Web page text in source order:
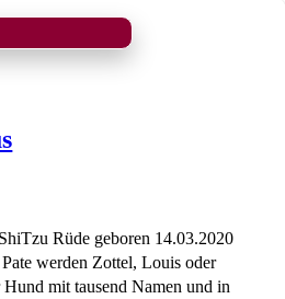
Rüde geboren 14.03.2020
werden Zottel, Louis oder
mit tausend Namen und in